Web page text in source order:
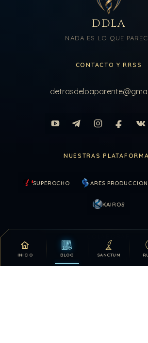
INICIO BLOG SANCTUM
DDLA
NADA ES LO QUE
CONTACTO Y RRSS
NUESTRAS
SUPEROCHO ARES
KAIROS
Tu apoyo hace posible que DDLA